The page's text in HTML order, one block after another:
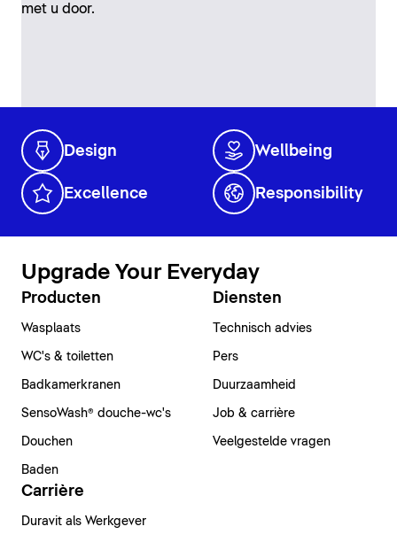
met u door.
Design Wellbeing
Excellence Responsibility
Upgrade Your Everyday
Producten
Wasplaats
WC's & toiletten
Badkamerkranen
SensoWash® douche-wc's
Douchen
Baden
Diensten
Technisch advies
Pers
Duurzaamheid
Job & carrière
Veelgestelde vragen
Carrière
Duravit als Werkgever